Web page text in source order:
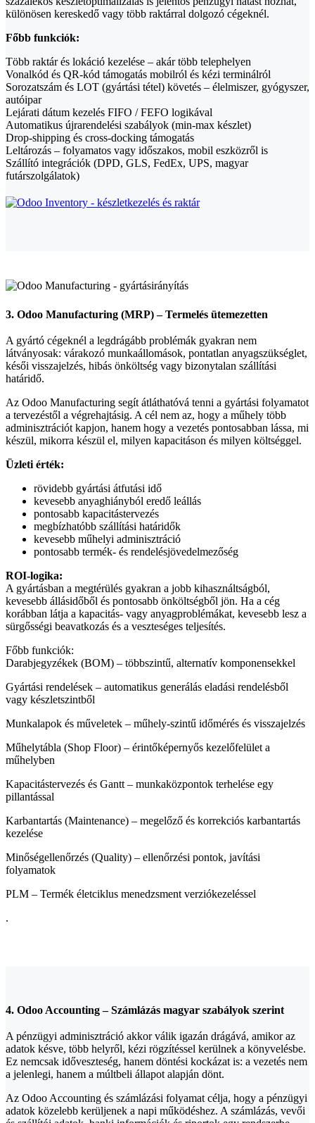
különösen kereskedő vagy több raktárral dolgozó cégeknél.
Főbb funkciók:
Több raktár és lokáció kezelése – akár több telephelyen
Vonalkód és QR-kód támogatás mobilról és kézi terminálról
Sorozatszám és LOT (gyártási tétel) követés – élelmiszer, gyógyszer,
autóipar
Lejárati dátum kezelés FIFO / FEFO logikával
Automatikus újrarendelési szabályok (min-max készlet)
Drop-shipping és cross-docking támogatás
Leltározás – folyamatos vagy időszakos, mobil eszközről is
Szállító integrációk (DPD, GLS, FedEx, UPS, magyar
futárszolgálatok)
3. Odoo Manufacturing (MRP) – Termelés ütemezetten
A gyártó cégeknél a legdrágább problémák gyakran nem
látványosak: várakozó munkaállomások, pontatlan anyagszükséglet,
késői visszajelzés, hibás önköltség vagy bizonytalan szállítási
határidő.
Az Odoo Manufacturing segít átláthatóvá tenni a gyártási folyamatot
a tervezéstől a végrehajtásig. A cél nem az, hogy a műhely több
adminisztrációt kapjon, hanem hogy a vezetés pontosabban lássa, mi
készül, mikorra készül el, milyen kapacitáson és milyen költséggel.
Üzleti érték:
rövidebb gyártási átfutási idő
kevesebb anyaghiányból eredő leállás
pontosabb kapacitástervezés
megbízhatóbb szállítási határidők
kevesebb műhelyi adminisztráció
pontosabb termék- és rendelésjövedelmezőség
ROI-logika:
A gyártásban a megtérülés gyakran a jobb kihasználtságból,
kevesebb állásidőből és pontosabb önköltségből jön. Ha a cég
korábban látja a kapacitás- vagy anyagproblémákat, kevesebb lesz a
sürgősségi beavatkozás és a veszteséges teljesítés.
Főbb funkciók:
Darabjegyzékek (BOM) – többszintű, alternatív komponensekkel
Gyártási rendelések – automatikus generálás eladási rendelésből
vagy készletszintből
Munkalapok és műveletek – műhely-szintű időmérés és visszajelzés
Műhelytábla (Shop Floor) – érintőképernyős kezelőfelület a
műhelyben
Kapacitástervezés és Gantt – munkaközpontok terhelése egy
pillantással
Karbantartás (Maintenance) – megelőző és korrekciós karbantartás
kezelése
Minőségellenőrzés (Quality) – ellenőrzési pontok, javítási
folyamatok
PLM – Termék életciklus menedzsment verziókezeléssel
.
4. Odoo Accounting – Számlázás magyar szabályok szerint
A pénzügyi adminisztráció akkor válik igazán drágává, amikor az
adatok késve, több helyről, kézi rögzítéssel kerülnek a könyvelésbe.
Ez nemcsak időveszteség, hanem döntési kockázat is: a vezetés nem
a jelenlegi, hanem a múltbeli állapot alapján dönt.
Az Odoo Accounting és számlázási folyamat célja, hogy a pénzügyi
adatok közelebb kerüljenek a napi működéshez. A számlázás, vevői